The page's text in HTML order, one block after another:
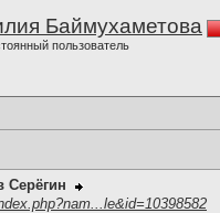
Баймухаметова
пользователь
Серёгин